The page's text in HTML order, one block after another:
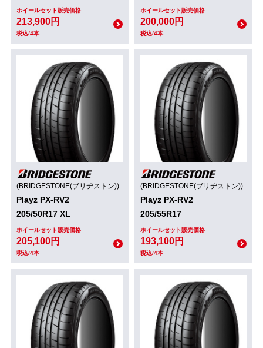
ホイールセット販売価格
213,900円
税込/4本
ホイールセット販売価格
200,000円
税込/4本
(BRIDGESTONE(ブリヂストン))
Playz PX-RV2
205/50R17 XL
ホイールセット販売価格
205,100円
税込/4本
(BRIDGESTONE(ブリヂストン))
Playz PX-RV2
205/55R17
ホイールセット販売価格
193,100円
税込/4本